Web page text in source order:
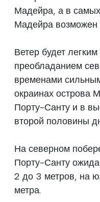
Мадейра, а в самых
Мадейра возможен
Ветер будет
преобладанием
временами
окраинах острова
Порту-Санту и в
второй половины
На северном
Порту-Санту
2 до 3 метров, на
метра.